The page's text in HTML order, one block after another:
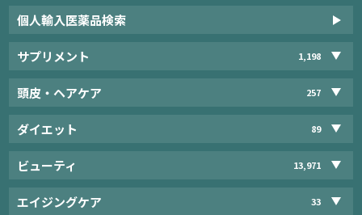
個人輸入医薬品検索
サプリメント 1,198
頭皮・ヘアケア 257
ダイエット 89
ビューティ 13,971
エイジングケア 33